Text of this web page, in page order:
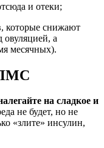
и отеки;
которые снижают
овуляцией, а
месячных).
ПМС
на сладкое и
не будет, но не
«злите» инсулин,